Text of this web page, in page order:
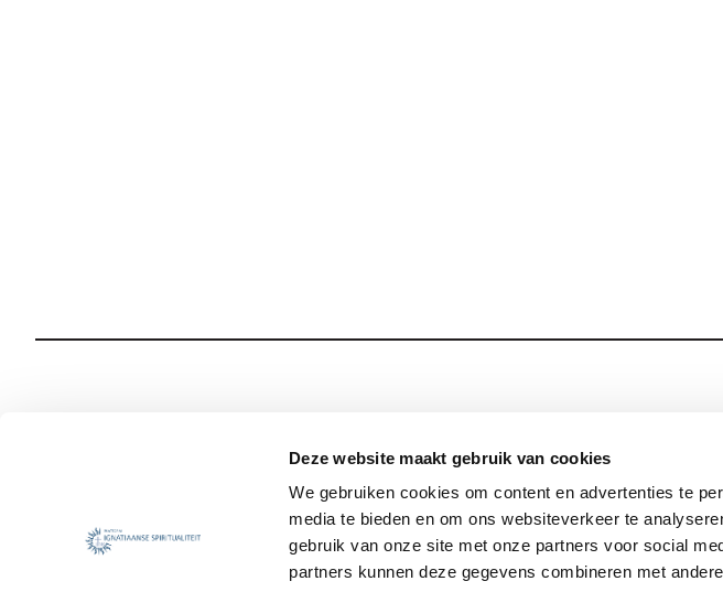
Deze website maakt gebruik van cookies
We gebruiken cookies om content en advertenties te
media te bieden en om ons websiteverkeer te
gebruik van onze site met onze partners voor social
partners kunnen deze gegevens combineren met
Jezuïet worden
Onze Spiritualiteit
Sociale Veiligheid
Privacy